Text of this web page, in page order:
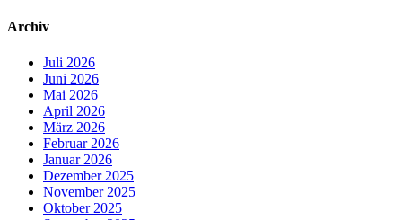
Archiv
Juli 2026
Juni 2026
Mai 2026
April 2026
März 2026
Februar 2026
Januar 2026
Dezember 2025
November 2025
Oktober 2025